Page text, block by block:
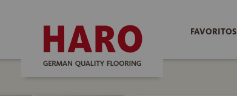
FAVORITOS